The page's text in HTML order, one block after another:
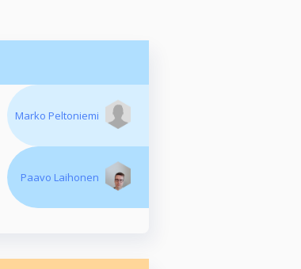
Marko Peltoniemi
Paavo Laihonen